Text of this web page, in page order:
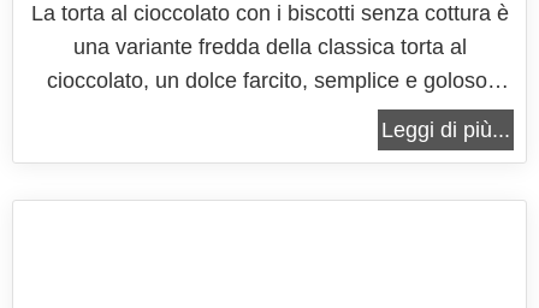
La torta al cioccolato con i biscotti senza cottura è
una variante fredda della classica torta al
cioccolato, un dolce farcito, semplice e goloso,
perfetto per non rinunciare ad un ottimo dessert
anche in piena estate. Una torta pronta in poco
Leggi di più...